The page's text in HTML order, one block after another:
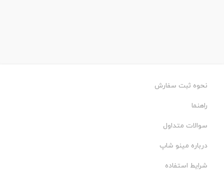
نحوه ثبت سفارش
راهنما
سوالات متداول
درباره مینو شاپ
شرایط استفاده